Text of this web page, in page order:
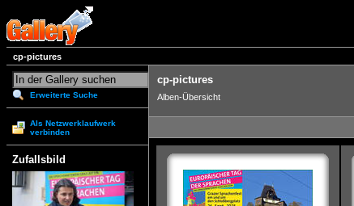
cp-pictures
Erweiterte Suche
Als Netzwerklaufwerk
verbinden
Zufallsbild
cp-pictures
Alben-Übersicht